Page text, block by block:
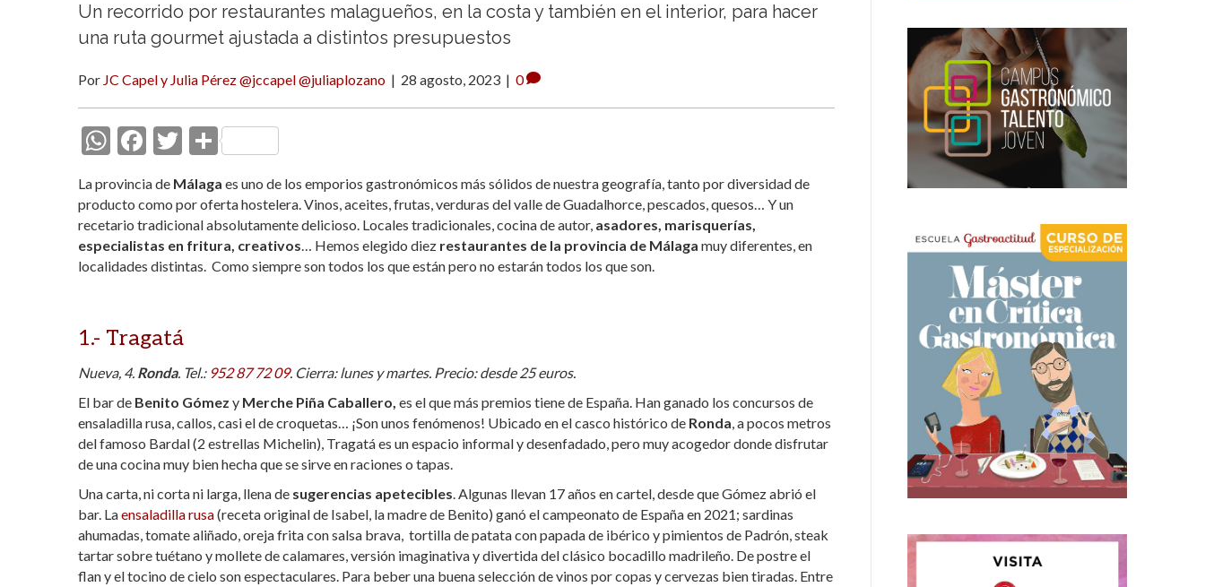
Un recorrido por restaurantes malagueños, en la costa y también en el interior, para hacer
una ruta gourmet ajustada a distintos presupuestos
Por JC Capel y Julia Pérez @jccapel @juliaplozano | 28 agosto, 2023 | 0
W
at
s
A
F
e
b
o
T
itt
er
C
m
p
ar
La provincia de Málaga es uno de los emporios gastronómicos más sólidos de nuestra geografía, tanto por diversidad de
producto como por oferta hostelera. Vinos, aceites, frutas, verduras del valle de Guadalhorce, pescados, quesos… Y un
recetario tradicional absolutamente delicioso. Locales tradicionales, cocina de autor, asadores, marisquerías,
especialistas en fritura, creativos… Hemos elegido diez restaurantes de la provincia de Málaga muy diferentes, en
localidades distintas. Como siempre son todos los que están pero no estarán todos los que son.
1.- Tragatá
Nueva, 4. Ronda. Tel.: 952 87 72 09. Cierra: lunes y martes. Precio: desde 25 euros.
El bar de Benito Gómez y Merche Piña Caballero, es el que más premios tiene de España. Han ganado los concursos de
ensaladilla rusa, callos, casi el de croquetas… ¡Son unos fenómenos! Ubicado en el casco histórico de Ronda, a pocos metros
del famoso Bardal (2 estrellas Michelin), Tragatá es un espacio informal y desenfadado, pero muy acogedor donde disfrutar
de una cocina muy bien hecha que se sirve en raciones o tapas.
Una carta, ni corta ni larga, llena de sugerencias apetecibles. Algunas llevan 17 años en cartel, desde que Gómez abrió el
bar. Laensaladilla rusa(receta original de Isabel, la madre de Benito) ganó el campeonato de España en 2021; sardinas
ahumadas, tomate aliñado, oreja frita con salsa brava, tortilla de patata con papada de ibérico y pimientos de Padrón, steak
tartar sobre tuétano y mollete de calamares, versión imaginativa y divertida del clásico bocadillo madrileño. De postre el
flan y el tocino de cielo son espectaculares. Para beber una buena selección de vinos por copas y cervezas bien tiradas. Entre